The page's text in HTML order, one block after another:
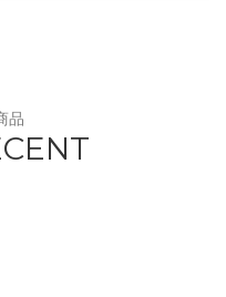
品